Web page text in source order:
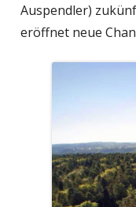
Auspendler)
eröffnet neue